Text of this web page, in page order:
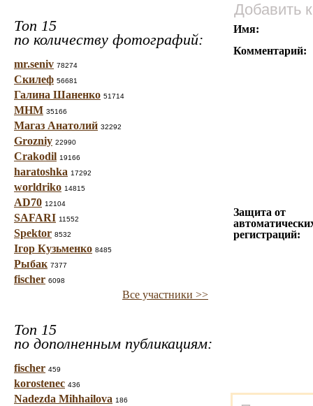
Топ 15
по количеству фотографий:
mr.seniv 78274
Скилеф 56681
Галина Шаненко 51714
МНМ 35166
Магаз Анатолий 32292
Grozniy 22990
Crakodil 19166
haratoshka 17292
worldriko 14815
AD70 12104
SAFARI 11552
Spektor 8532
Ігор Кузьменко 8485
Рыбак 7377
fischer 6098
Все участники >>
Топ 15
по дополненным публикациям:
fischer 459
korostenec 436
Nadezda Mihhailova 186
Добавить
Имя:
Комментарий:
Защита от
регистраций: